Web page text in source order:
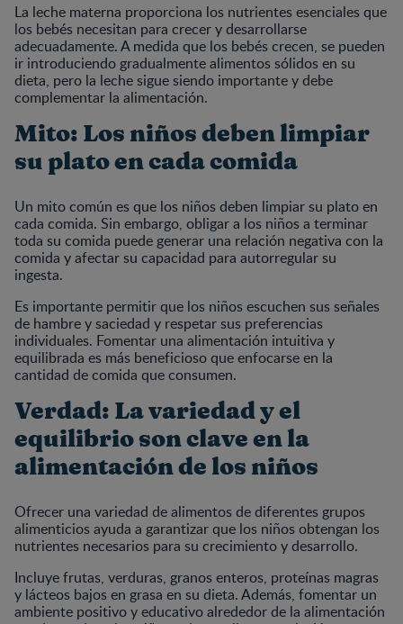
La leche materna proporciona los nutrientes esenciales que
los bebés necesitan para crecer y desarrollarse
adecuadamente. A medida que los bebés crecen, se pueden
ir introduciendo gradualmente alimentos sólidos en su
dieta, pero la leche sigue siendo importante y debe
complementar la alimentación.
Mito: Los niños deben limpiar
su plato en cada comida
Un mito común es que los niños deben limpiar su plato en
cada comida. Sin embargo, obligar a los niños a terminar
toda su comida puede generar una relación negativa con la
comida y afectar su capacidad para autorregular su
ingesta.
Es importante permitir que los niños escuchen sus señales
de hambre y saciedad y respetar sus preferencias
individuales. Fomentar una alimentación intuitiva y
equilibrada es más beneficioso que enfocarse en la
cantidad de comida que consumen.
Verdad: La variedad y el
equilibrio son clave en la
alimentación de los niños
Ofrecer una variedad de alimentos de diferentes grupos
alimenticios ayuda a garantizar que los niños obtengan los
nutrientes necesarios para su crecimiento y desarrollo.
Incluye frutas, verduras, granos enteros, proteínas magras
y lácteos bajos en grasa en su dieta. Además, fomentar un
ambiente positivo y educativo alrededor de la alimentación